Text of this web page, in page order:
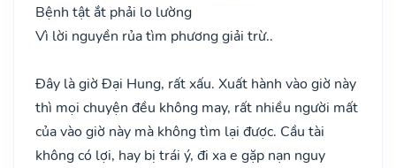
Bệnh tật ắt phải lo lường
Vì lời nguyền rủa tìm phương giải trừ..
Đây là giờ Đại Hung, rất xấu. Xuất hành vào giờ này
thì mọi chuyện đều không may, rất nhiều người mất
của vào giờ này mà không tìm lại được. Cầu tài
không có lợi, hay bị trái ý, đi xa e gặp nạn nguy